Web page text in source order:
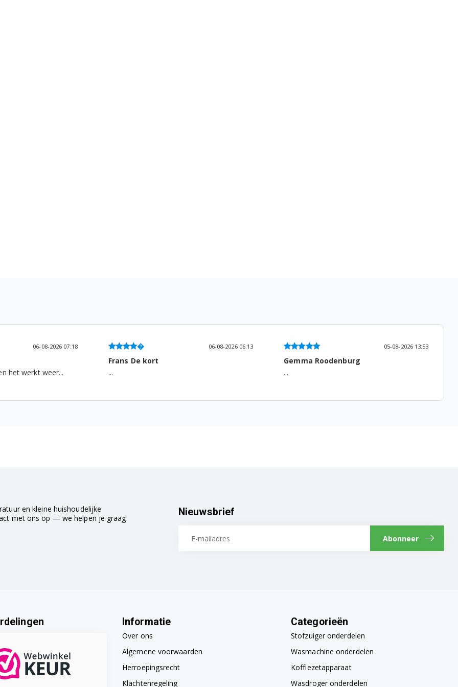
06-08-2026 07:18
het werkt weer...
06-08-2026 06:13
Frans De kort
...
05-08-2026 13:53
Gemma Roodenburg
...
en kleine huishoudelijke
met ons op — we helpen je graag
Nieuwsbrief
Abonneer
Informatie
Over ons
Algemene voorwaarden
Herroepingsrecht
Klachtenregeling
Categorieën
Stofzuiger onderdelen
Wasmachine onderdelen
Koffiezetapparaat
Wasdroger onderdelen